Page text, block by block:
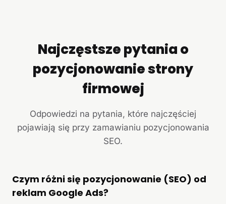
Najczęstsze pytania o
pozycjonowanie strony
firmowej
Odpowiedzi na pytania, które najczęściej
pojawiają się przy zamawianiu pozycjonowania
SEO.
Czym różni się pozycjonowanie (SEO) od
reklam Google Ads?